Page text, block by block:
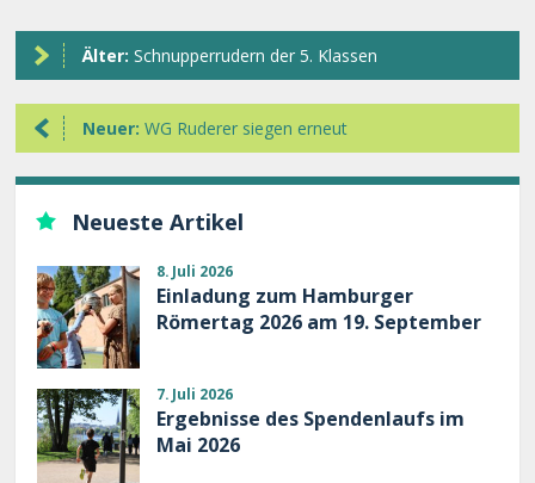
Älter:Schnupperrudern der 5. Klassen
Neuer:WG Ruderer siegen erneut
Neueste Artikel
8. Juli 2026
Einladung zum Hamburger
Römertag 2026 am 19. September
7. Juli 2026
Ergebnisse des Spendenlaufs im
Mai 2026